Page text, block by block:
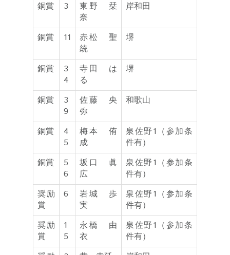
銅賞 3
東野 栞
奈
岸和田
銅賞 11
赤松 聖
統
堺
銅賞
3
4
寺田 は
る
堺
銅賞
3
9
佐藤 央
弥
和歌山
銅賞
4
5
梅本 侑
成
泉佐野1（参加条
件有）
銅賞
5
6
坂口 眞
広
泉佐野1（参加条
件有）
奨励
賞
6
岩城 歩
実
泉佐野1（参加条
件有）
奨励
賞
1
5
永橋 由
衣
泉佐野1（参加条
件有）